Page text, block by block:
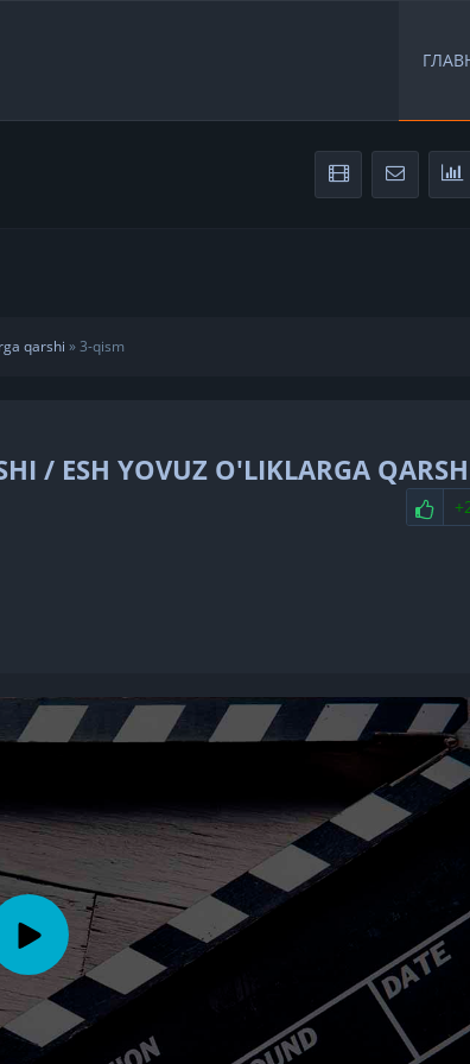
qarshi »3-qism
/ ESH YOVUZ O'LIKLARGA